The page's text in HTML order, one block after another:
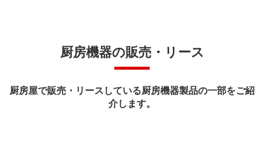
厨房機器の販売・リース
厨房屋で販売・リースしている厨房機器製品の一部をご紹
介します。